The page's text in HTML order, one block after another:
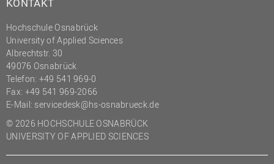
Prozessmanagement
Recht
Science to Business GmbH
Studierendensekretariat
Studium und Lehre
Transfer- und
Hochschule Osnabrück
University of Applied Sciences
Albrechtstr. 30
49076 Osnabrück
Telefon: +49 541 969-0
Fax: +49 541 969-2066
E-Mail: servicedesk@hs-osnabrueck.de
© 2026 HOCHSCHULE OSNABRÜCK
UNIVERSITY OF APPLIED SCIENCES